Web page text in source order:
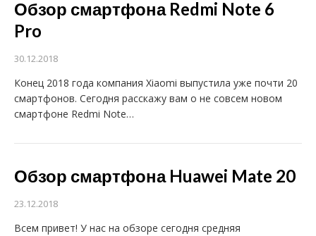
Обзор смартфона Redmi Note 6
Pro
30.12.2018
Конец 2018 года компания Xiaomi выпустила уже почти 20
смартфонов. Сегодня расскажу вам о не совсем новом
смартфоне Redmi Note…
Обзор смартфона Huawei Mate 20
23.12.2018
Всем привет! У нас на обзоре сегодня средняя